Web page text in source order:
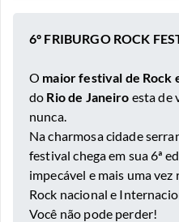
6º FRIBURGO ROCK
O maior festival de Rock
do Rio de Janeiro esta de
nunca.
Na charmosa cidade
festival chega em sua 6ª
impecável e mais uma
Rock nacional e
Você não pode perder!